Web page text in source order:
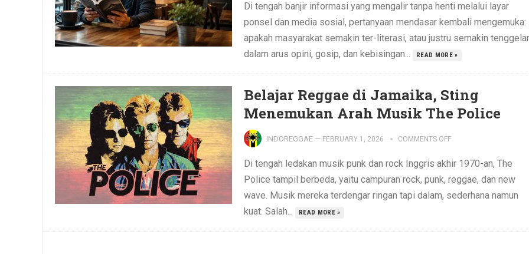
Di tengah banjir informasi yang mengalir tanpa henti melalui layar
ponsel dan media sosial, pertanyaan mendasar kembali mengemuka:
apakah masyarakat semakin ter-literasi, atau justru semakin
dalam arus opini, gosip, dan kebisingan...
READ MORE »
Belajar Reggae di Jamaika, Sting
Menemukan Arah Musik The Police
INDOREGGAE — FEBRUARY 1, 2026 COMMENTS OFF
Di tengah ledakan musik punk dan rock Inggris akhir 1970-an, The
Police tampil berbeda, yaitu campuran rock, punk, reggae, dan new
wave. Musik mereka terdengar ringan tapi dalam, sederhana namun
kuat. Salah...
READ MORE »